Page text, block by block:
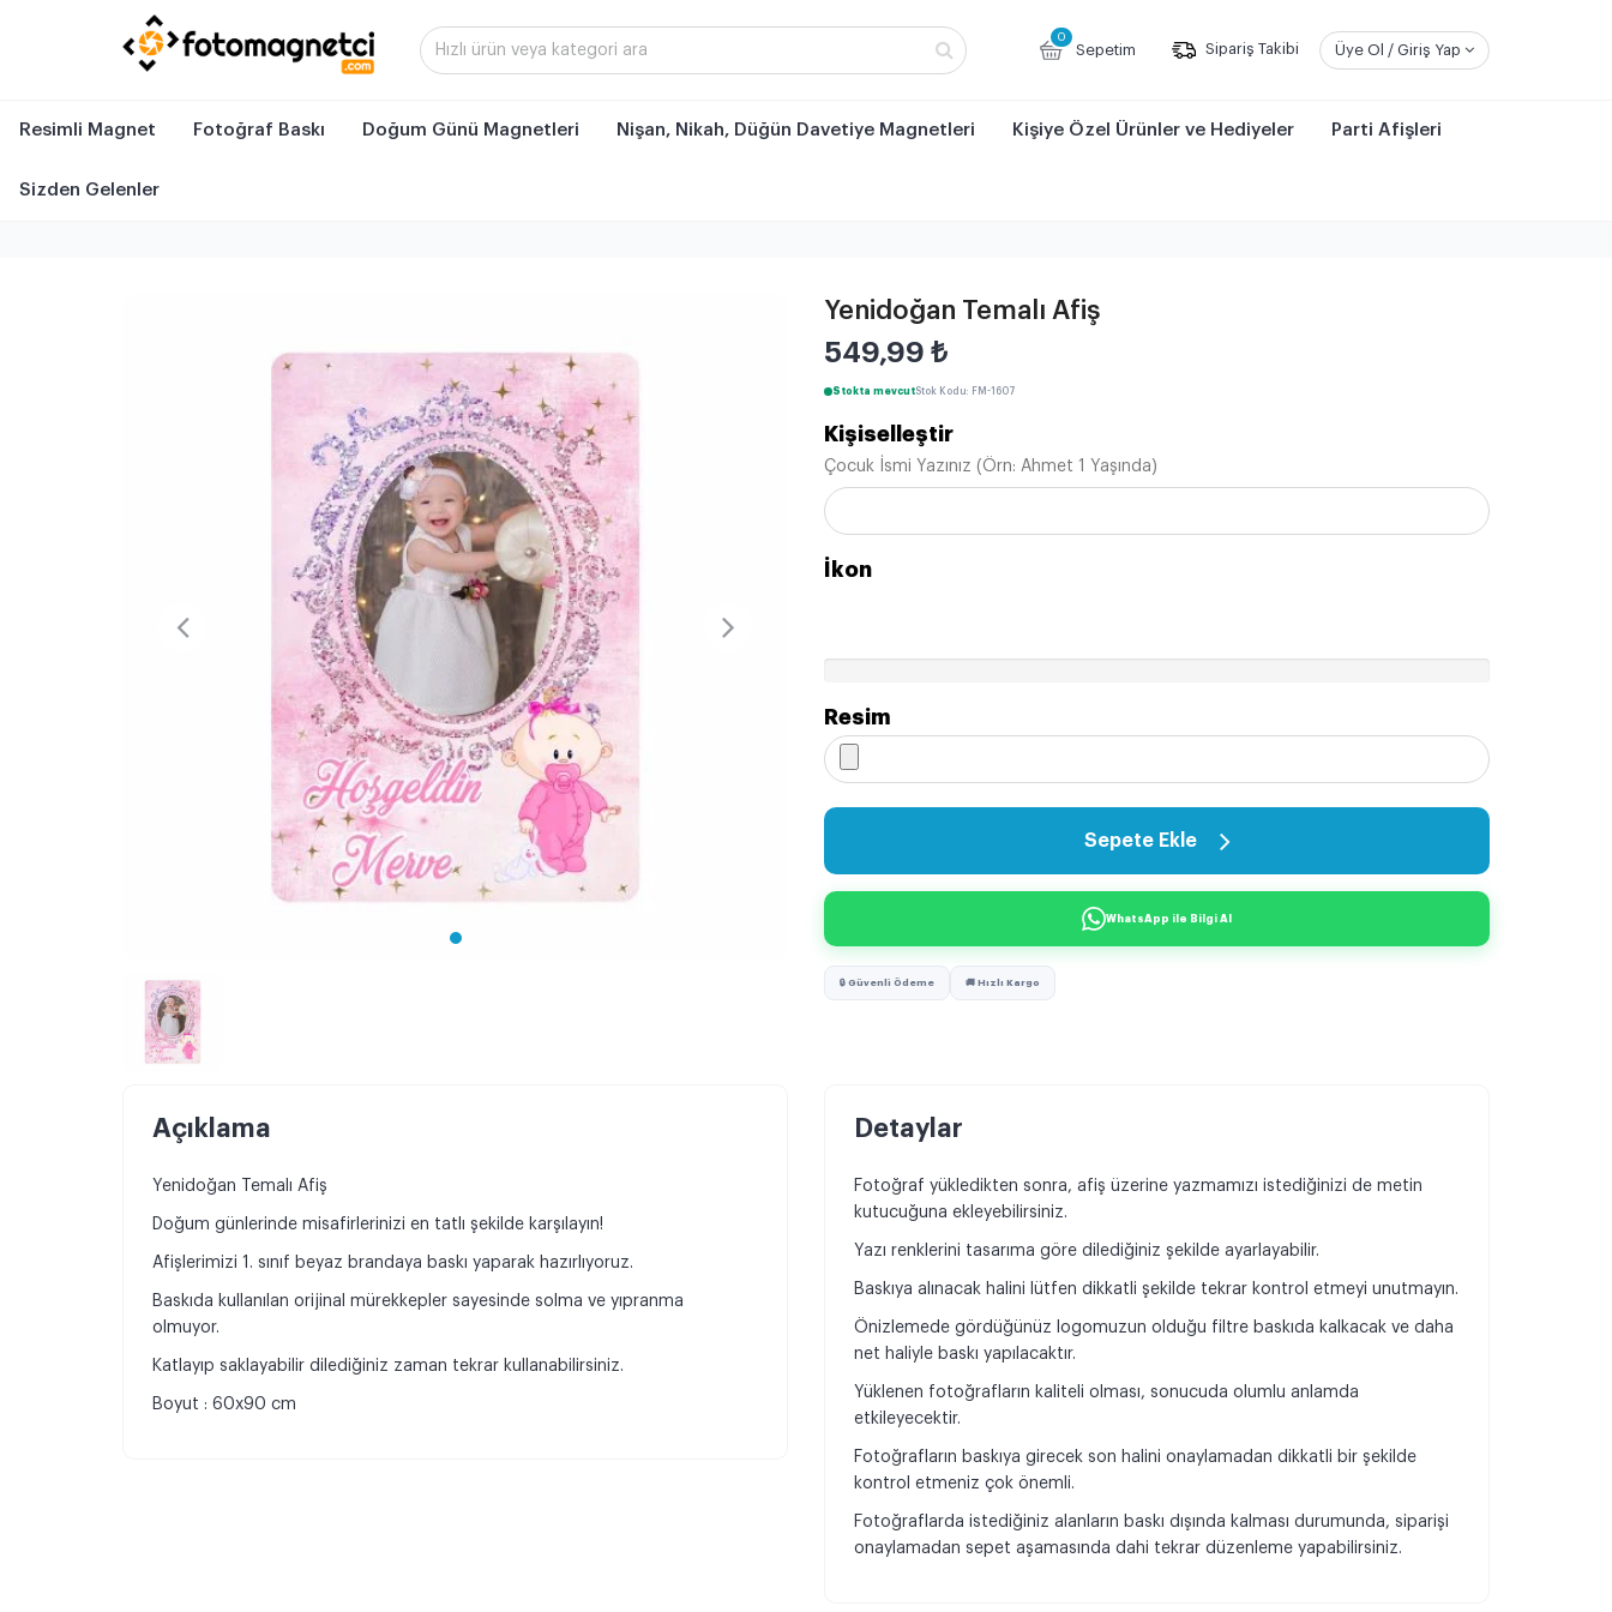
Sepetim
0
Sipariş Takibi Üye Ol / Giriş Yap
Resimli Magnet Fotoğraf Baskı Doğum Günü Magnetleri Nişan, Nikah, Düğün Davetiye Magnetleri Kişiye Özel Ürünler ve Hediyeler Parti Afişleri
Sizden Gelenler
Yenidoğan Temalı Afiş
549,99 ₺
Stokta mevcutStok Kodu: FM-1607
Kişiselleştir
Çocuk İsmi Yazınız (Örn: Ahmet 1 Yaşında)
İkon
Resim
Sepete Ekle
WhatsApp ile Bilgi Al
🔒 Güvenli Ödeme 🚚 Hızlı Kargo
Açıklama
Yenidoğan Temalı Afiş
Doğum günlerinde misafirlerinizi en tatlı şekilde karşılayın!
Afişlerimizi 1. sınıf beyaz brandaya baskı yaparak hazırlıyoruz.
Baskıda kullanılan orijinal mürekkepler sayesinde solma ve yıpranma
olmuyor.
Katlayıp saklayabilir dilediğiniz zaman tekrar kullanabilirsiniz.
Boyut : 60x90 cm
Detaylar
Fotoğraf yükledikten sonra, afiş üzerine yazmamızı istediğinizi de metin
kutucuğuna ekleyebilirsiniz.
Yazı renklerini tasarıma göre dilediğiniz şekilde ayarlayabilir.
Baskıya alınacak halini lütfen dikkatli şekilde tekrar kontrol etmeyi unutmayın.
Önizlemede gördüğünüz logomuzun olduğu filtre baskıda kalkacak ve daha
net haliyle baskı yapılacaktır.
Yüklenen fotoğrafların kaliteli olması, sonucuda olumlu anlamda
etkileyecektir.
Fotoğrafların baskıya girecek son halini onaylamadan dikkatli bir şekilde
kontrol etmeniz çok önemli.
Fotoğraflarda istediğiniz alanların baskı dışında kalması durumunda, siparişi
onaylamadan sepet aşamasında dahi tekrar düzenleme yapabilirsiniz.